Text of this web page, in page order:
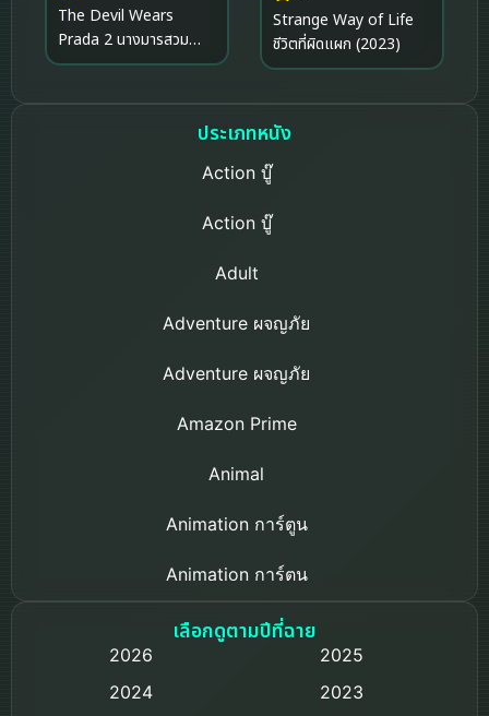
The Devil Wears
Prada 2 นางมารสวม
ปราด้า 2 (2026)
Strange Way of Life
ชีวิตที่ผิดแผก (2023)
ประเภทหนัง
Action บู๊
Action บู๊
Adult
Adventure ผจญภัย
Adventure ผจญภัย
Amazon Prime
Animal
Animation การ์ตูน
Animation การ์ตูน
Based on a True Story เรื่องจริง
เลือกดูตามปีที่ฉาย
2026
2025
2024
2023